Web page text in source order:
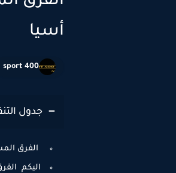
أسيا
sport 400
جدول
الفرق
اليكم الفرق